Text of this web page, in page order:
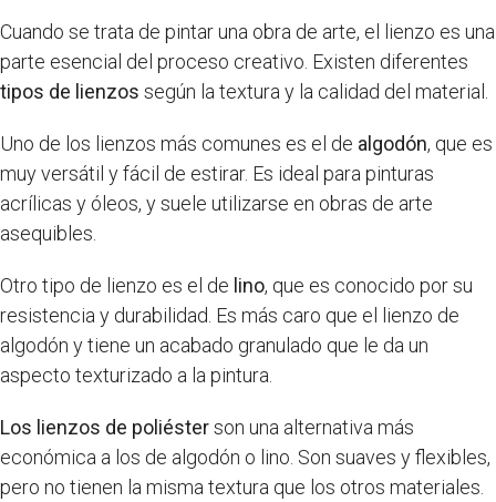
Cuando se trata de pintar una obra de arte, el lienzo es una
parte esencial del proceso creativo. Existen diferentes
tipos de lienzos según la textura y la calidad del material.
Uno de los lienzos más comunes es el de algodón, que es
muy versátil y fácil de estirar. Es ideal para pinturas
acrílicas y óleos, y suele utilizarse en obras de arte
asequibles.
Otro tipo de lienzo es el de lino, que es conocido por su
resistencia y durabilidad. Es más caro que el lienzo de
algodón y tiene un acabado granulado que le da un
aspecto texturizado a la pintura.
Los lienzos de poliésterson una alternativa más
económica a los de algodón o lino. Son suaves y flexibles,
pero no tienen la misma textura que los otros materiales.